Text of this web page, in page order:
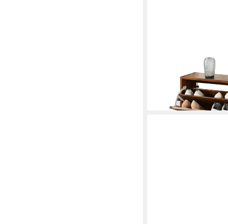
279,99 €
in 4-5 Werktagen bei dir